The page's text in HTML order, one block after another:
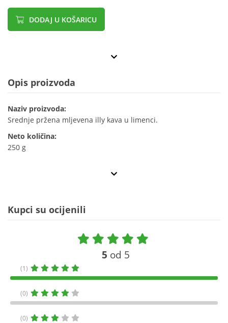
DODAJ U KOŠARICU
Opis proizvoda
Naziv proizvoda:
Srednje pržena mljevena illy kava u limenci.
Neto količina:
250 g
Kupci su ocijenili
5 od 5
(1)
(0)
(0)